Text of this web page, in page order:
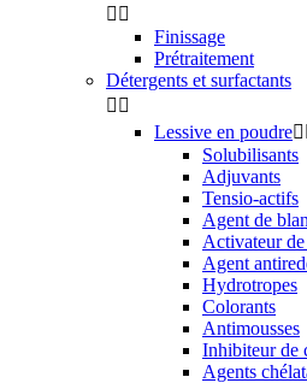
 
Finissage
Prétraitement
Détergents et surfactants
 
Lessive en poudre
Solubilisants
Adjuvants
Tensio-actifs
Agent de
Activateur
Agent
Hydrotropes
Colorants
Antimousses
Inhibiteur de
Agents